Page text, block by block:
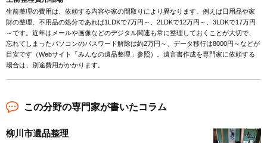
生前整理の費用は、依頼する内容や家の間取りにより異なります。例えば日用品や家
財の整理、不用品の処分であれば1LDKで7万円～、2LDKで12万円～、3LDKで17万円
～です。近年はメールや画像などのデジタル関連も常に整理しておくことが大切で、
忘れてしまったパソコンのパスワード解除は約2万円～、データ移行は8000円～などが
目安です（Webサイト「みんなの遺品整理」参照）。遺言書作成を専門家に依頼する
場合は、別途費用がかかります。
この分野の専門家が書いたコラム
柳川市遺品整理